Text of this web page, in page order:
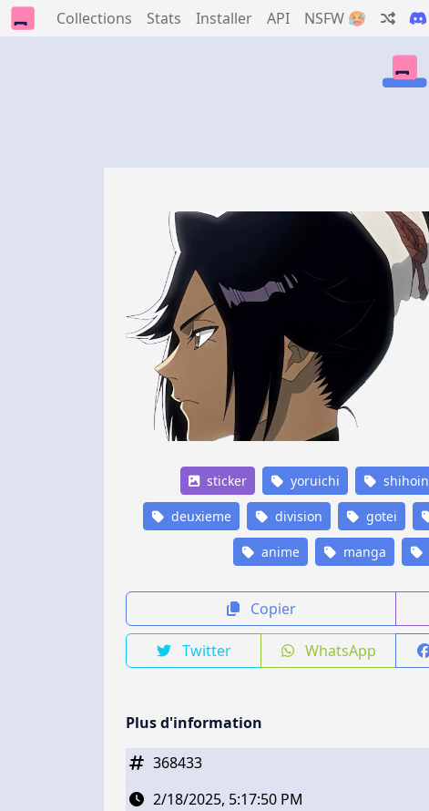
Collections Stats Installer API NSFW 🥵
sticker yoruichi shihoin
deuxieme division gotei
anime manga
Copier
Twitter WhatsApp
Plus d'information
368433
2/18/2025, 5:17:50 PM